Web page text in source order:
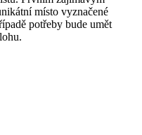
místo vyznačené
potřeby bude umět